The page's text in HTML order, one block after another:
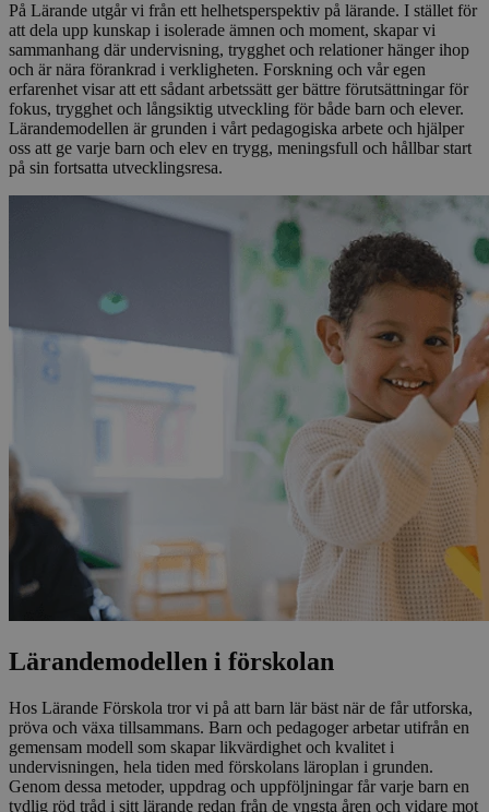
På Lärande utgår vi från ett helhetsperspektiv på lärande. I stället för
att dela upp kunskap i isolerade ämnen och moment, skapar vi
sammanhang där undervisning, trygghet och relationer hänger ihop
och är nära förankrad i verkligheten. Forskning och vår egen
erfarenhet visar att ett sådant arbetssätt ger bättre förutsättningar för
fokus, trygghet och långsiktig utveckling för både barn och elever.
Lärandemodellen är grunden i vårt pedagogiska arbete och hjälper
oss att ge varje barn och elev en trygg, meningsfull och hållbar start
på sin fortsatta utvecklingsresa.​​​​‌ ‍ ​‍​‍‌‍ ‌ ​‍‌‍‍‌‌‍‌ ‌‍‍‌‌‍ ‍​‍​‍​ ‍‍​‍​‍‌ ​ ‌‍​‌‌‍ ‍‌‍‍‌‌ ‌​‌ ‍‌​‍ ‍‌‍‍‌‌‍ ​‍​‍​‍ ​​‍​‍‌‍‍​‌ ​‍‌‍‌‌‌‍‌‍​‍​‍​ ‍‍​‍​‍​‍ ‌ ​ ‌ ‌​‌ ‌‌‌‍‌​‌‍‍‌‌‍ ​‍ ‌‍‍‌‌‍ ‍‌ ‌​‌‍‌‌‌‍ ‍‌ ‌​​‍ ‌‍‌‌‌‍‌​‌‍‍‌‌ ‌​​‍ ‌‍ ‌‌‍ ‌‍‌​‌‍‌‌​ ‌‌ ​​‌ ​‍‌‍‌‌‌ ​ ‌‍‌‌‌‍ ‍‌ ‌​‌‍​‌‌ ‌​‌‍‍‌‌‍ ‌‍ ‍​ ‍ ‌‍‍‌‌‍‌​​ ‌​ ​ ​ ‍‌‌‍​ ​ ​‍​ ‍‌‌‍​‌‌‍‌‍​ ‌​​‍ ‌‌‍​‍‌‍​‍‌‍‌‌​ ​​​‍ ‌​ ‌​​ ‌ ​ ​‍​ ​‌​‍ ‌‌‍​‌‌‍​‌‌‍‌‍​ ‌​​‍ ‌‌‍‌‌​ ‌‍​ ​‍‌‍​‌‌‍​‌‌‍​ ‌‍​ ​ ​​​ ‌‌​ ‌‍​ ‌ ​ ‍‌​ ‍ ‌ ‌​‌ ‍‌‌ ​​‌‍‌‌​ ‌‌‍​‌‌ ​‍‌ ‌​‌‍‍‌‌‍​ ‌‍ ​‌‍‌‌‌‌​​‌‍​‌‌‍‌ ‌‍‌‌​ ‍ ‌ ​​‌‍​‌‌ ‌​‌‍‍​​ ‌‌ ​​‌‍​‌‌‍‌ ‌‍‌‌‌​​‍‌ ‌‌‌‍‍‌‌‍ ​‌‍‌​‌‍‌‌‌ ​‍​‍‌‌​ ‌‌‌​​‍‌‌ ‌‍‍ ‌‍‌‌‌ ‍‌​‍‌‌​ ​ ‌​‌​​‍‌‌​ ​ ‌​‌​​‍‌‌​ ​‍​ ​‍​ ‍​​ ‌‍​ ​​‌‍​‍‌‍‌‍​ ​​‌‍​‌​ ‌ ​ ​ ‌‍​‌‌‍‌‌‌‍​‌​‍‌‌​ ​‍​ ​‍​‍‌‌​ ‌‌‌​‌​​‍ ‍‌‍​ ‌‍ ‌‍ ‍‌ ‌​‌‍‌‌‌‍ ‍‌ ‌​​‍‌‌​ ‌‌‌​​‍‌‌ ‌‍‍ ‌‍‌‌‌ ‍‌​‍‌‌​ ​ ‌​‌​​‍‌‌​ ​ ‌​‌​​‍‌‌​ ​‍​ ​‍‌‍‌‌​ ‌ ‌‍​‌​ ‌​​ ‌​​ ‍​​ ‌ ‌‍‌‌‌‍​‌​ ​‍​ ‍‌‌‍​ ​‍‌‌​ ​‍​ ​‍​‍‌‌​ ‌‌‌​‌​​‍ ‍‌‍​ ‌‍‍​‌‍‍‌‌‍ ​‌‍‌​‌ ​‍‌‍‌‌‌‍ ‍​‍‌‌​ ‌‌‌​​‍‌‌ ‌‍‍ ‌‍‌‌‌ ‍‌​‍‌‌​ ​ ‌​‌​​‍‌‌​ ​ ‌​‌​​‍‌‌​ ​‍​ ​‍​ ‌‌​ ‍​​ ‌‌​ ‍‌​ ​ ​ ​‌​ ​​‌‍‌​​ ‌‌​ ‌​​ ​ ​ ​ ​‍‌‌​ ​‍​ ​‍​‍‌‌​ ‌‌‌​‌​​‍ ‍‌ ‌​‌‍‌‌‌ ‍​‌ ‌​​ ‌‍​‍‌‍​‌‌ ​ ‌‍‌‌‌‌‌‌‌ ​‍‌‍ ​​ ‌​‍‌‌​ ​‍‌​‌‍‌ ​ ‌ ‌​‌ ‌‌‌‍‌​‌‍‍‌‌‍ ​‍‌‍‌‍‍‌‌‍‌​​ ‌​ ​ ​ ‍‌‌‍​ ​ ​‍​ ‍‌‌‍​‌‌‍‌‍​ ‌​​‍ ‌‌‍​‍‌‍​‍‌‍‌‌​ ​​​‍ ‌​ ‌​​ ‌ ​ ​‍​ ​‌​‍ ‌‌‍​‌‌‍​‌‌‍‌‍​ ‌​​‍ ‌‌‍‌‌​ ‌‍​ ​‍‌‍​‌‌‍​‌‌‍​ ‌‍​ ​ ​​​ ‌‌​ ‌‍​ ‌ ​ ‍‌​‍‌‍‌ ‌​‌ ‍‌‌ ​​‌‍‌‌​ ‌‌‍​‌‌ ​‍‌ ‌​‌‍‍‌‌‍​ ‌‍ ​‌‍‌‌‌‌​​‌‍​‌‌‍‌ ‌‍‌‌​‍‌‍‌ ​​‌‍​‌‌ ‌​‌‍‍​​ ‌‌ ​​‌‍​‌‌‍‌ ‌‍‌‌‌​​‍‌ ‌‌‌‍‍‌‌‍ ​‌‍‌​‌‍‌‌‌ ​‍​‍‌‌​ ‌‌‌​​‍‌‌ ‌‍‍ ‌‍‌‌‌ ‍‌​‍‌‌​ ​ ‌​‌​​‍‌‌​ ​ ‌​‌​​‍‌‌​ ​‍​ ​‍​ ‍​​ ‌‍​ ​​‌‍​‍‌‍‌‍​ ​​‌‍​‌​ ‌ ​ ​ ‌‍​‌‌‍‌‌‌‍​‌​‍‌‌​ ​‍​ ​‍​‍‌‌​ ‌‌‌​‌​​‍ ‍‌‍​ ‌‍ ‌‍ ‍‌ ‌​‌‍‌‌‌‍ ‍‌ ‌​​‍‌‌​ ‌‌‌​​‍‌‌ ‌‍‍ ‌‍‌‌‌ ‍‌​‍‌‌​ ​ ‌​‌​​‍‌‌​ ​ ‌​‌​​‍‌‌​ ​‍​ ​‍‌‍‌‌​ ‌ ‌‍​‌​ ‌​​ ‌​​ ‍​​ ‌ ‌‍‌‌‌‍​‌​ ​‍​ ‍‌‌‍​ ​‍‌‌​ ​‍​ ​‍​‍‌‌​ ‌‌‌​‌​​‍ ‍‌‍​ ‌‍‍​‌‍‍‌‌‍ ​‌‍‌​‌ ​‍‌‍‌‌‌‍ ‍​‍‌‌​ ‌‌‌​​‍‌‌ ‌‍‍ ‌‍‌‌‌ ‍‌​‍‌‌​ ​ ‌​‌​​‍‌‌​ ​ ‌​‌​​‍‌‌​ ​‍​ ​‍​ ‌‌​ ‍​​ ‌‌​ ‍‌​ ​ ​ ​‌​ ​​‌‍‌​​ ‌‌​ ‌​​ ​ ​ ​ ​‍‌‌​ ​‍​ ​‍​‍‌‌​ ‌‌‌​‌​​‍ ‍‌ ‌​‌‍‌‌‌ ‍​‌ ‌​​‍‌‍‌ ​​‌‍‌‌‌ ​‍‌ ​ ‌ ​​‌‍‌‌‌‍​ ‌ ‌​‌‍‍‌‌ ‌‍‌‍‌‌​ ‌‌ ​​‌ ‌‌‌‍​‍‌‍ ​‌‍‍‌‌ ​ ‌‍‍​‌‍‌‌‌‍‌​​‍​‍‌ ‌
Lärandemodellen i förskolan​​​​‌ ‍ ​‍​‍‌‍ ‌ ​‍‌‍‍‌‌‍‌ ‌‍‍‌‌‍ ‍​‍​‍​ ‍‍​‍​‍‌ ​ ‌‍​‌‌‍ ‍‌‍‍‌‌ ‌​‌ ‍‌​‍ ‍‌‍‍‌‌‍ ​‍​‍​‍ ​​‍​‍‌‍‍​‌ ​‍‌‍‌‌‌‍‌‍​‍​‍​ ‍‍​‍​‍​‍ ‌ ​ ‌ ‌​‌ ‌‌‌‍‌​‌‍‍‌‌‍ ​‍ ‌‍‍‌‌‍ ‍‌ ‌​‌‍‌‌‌‍ ‍‌ ‌​​‍ ‌‍‌‌‌‍‌​‌‍‍‌‌ ‌​​‍ ‌‍ ‌‌‍ ‌‍‌​‌‍‌‌​ ‌‌ ​​‌ ​‍‌‍‌‌‌ ​ ‌‍‌‌‌‍ ‍‌ ‌​‌‍​‌‌ ‌​‌‍‍‌‌‍ ‌‍ ‍​ ‍ ‌‍‍‌‌‍‌​​ ‌​ ​ ​ ‍‌‌‍​ ​ ​‍​ ‍‌‌‍​‌‌‍‌‍​ ‌​​‍ ‌‌‍​‍‌‍​‍‌‍‌‌​ ​​​‍ ‌​ ‌​​ ‌ ​ ​‍​ ​‌​‍ ‌‌‍​‌‌‍​‌‌‍‌‍​ ‌​​‍ ‌‌‍‌‌​ ‌‍​ ​‍‌‍​‌‌‍​‌‌‍​ ‌‍​ ​ ​​​ ‌‌​ ‌‍​ ‌ ​ ‍‌​ ‍ ‌ ‌​‌ ‍‌‌ ​​‌‍‌‌​ ‌‌‍​‌‌ ​‍‌ ‌​‌‍‍‌‌‍​ ‌‍ ​‌‍‌‌‌‌​​‌‍​‌‌‍‌ ‌‍‌‌​ ‍ ‌ ​​‌‍​‌‌ ‌​‌‍‍​​ ‌‌ ​​‌‍​‌‌‍‌ ‌‍‌‌‌​​‍‌ ‌‌‌‍‍‌‌‍ ​‌‍‌​‌‍‌‌‌ ​‍​‍‌‌​ ‌‌‌​​‍‌‌ ‌‍‍ ‌‍‌‌‌ ‍‌​‍‌‌​ ​ ‌​‌​​‍‌‌​ ​ ‌​‌​​‍‌‌​ ​‍​ ​‍‌‍​ ​ ​​​ ‌‌​ ‌‌​ ‌​​ ‌ ‌‍‌‌​ ‌ ‌‍​‌​ ​‌​ ‌​​ ​‌​‍‌‌​ ​‍​ ​‍​‍‌‌​ ‌‌‌​‌​​‍ ‍‌‍​ ‌‍​‌‌ ​‍‌‍‌​‌ ​ ​‍‌‌​ ‌‌‌​​‍‌‌ ‌‍‍ ‌‍‌‌‌ ‍‌​‍‌‌​ ​ ‌​‌​​‍‌‌​ ​ ‌​‌​​‍‌‌​ ​‍​ ​‍‌‍‌‌‌‍‌‌​ ‌ ​ ​​‌‍‌‌‌‍‌​‌‍​‍​ ‌ ‌‍‌‌​ ‍‌​ ‍​​ ‌ ​‍‌‌​ ​‍​ ​‍​‍‌‌​ ‌‌‌​‌​​‍ ‍‌‍‍​‌‍‌‌‌‍​‌‌‍‌​‌‍‍‌‌‍ ‍‌‍‌ ​ ‌‍​‍‌‍​‌‌ ​ ‌‍‌‌‌‌‌‌‌ ​‍‌‍ ​​ ‌​‍‌‌​ ​‍‌​‌‍‌ ​ ‌ ‌​‌ ‌‌‌‍‌​‌‍‍‌‌‍ ​‍‌‍‌‍‍‌‌‍‌​​ ‌​ ​ ​ ‍‌‌‍​ ​ ​‍​ ‍‌‌‍​‌‌‍‌‍​ ‌​​‍ ‌‌‍​‍‌‍​‍‌‍‌‌​ ​​​‍ ‌​ ‌​​ ‌ ​ ​‍​ ​‌​‍ ‌‌‍​‌‌‍​‌‌‍‌‍​ ‌​​‍ ‌‌‍‌‌​ ‌‍​ ​‍‌‍​‌‌‍​‌‌‍​ ‌‍​ ​ ​​​ ‌‌​ ‌‍​ ‌ ​ ‍‌​‍‌‍‌ ‌​‌ ‍‌‌ ​​‌‍‌‌​ ‌‌‍​‌‌ ​‍‌ ‌​‌‍‍‌‌‍​ ‌‍ ​‌‍‌‌‌‌​​‌‍​‌‌‍‌ ‌‍‌‌​‍‌‍‌ ​​‌‍​‌‌ ‌​‌‍‍​​ ‌‌ ​​‌‍​‌‌‍‌ ‌‍‌‌‌​​‍‌ ‌‌‌‍‍‌‌‍ ​‌‍‌​‌‍‌‌‌ ​‍​‍‌‌​ ‌‌‌​​‍‌‌ ‌‍‍ ‌‍‌‌‌ ‍‌​‍‌‌​ ​ ‌​‌​​‍‌‌​ ​ ‌​‌​​‍‌‌​ ​‍​ ​‍‌‍​ ​ ​​​ ‌‌​ ‌‌​ ‌​​ ‌ ‌‍‌‌​ ‌ ‌‍​‌​ ​‌​ ‌​​ ​‌​‍‌‌​ ​‍​ ​‍​‍‌‌​ ‌‌‌​‌​​‍ ‍‌‍​ ‌‍​‌‌ ​‍‌‍‌​‌ ​ ​‍‌‌​ ‌‌‌​​‍‌‌ ‌‍‍ ‌‍‌‌‌ ‍‌​‍‌‌​ ​ ‌​‌​​‍‌‌​ ​ ‌​‌​​‍‌‌​ ​‍​ ​‍‌‍‌‌‌‍‌‌​ ‌ ​ ​​‌‍‌‌‌‍‌​‌‍​‍​ ‌ ‌‍‌‌​ ‍‌​ ‍​​ ‌ ​‍‌‌​ ​‍​ ​‍​‍‌‌​ ‌‌‌​‌​​‍ ‍‌‍‍​‌‍‌‌‌‍​‌‌‍‌​‌‍‍‌‌‍ ‍‌‍‌ ​‍‌‍‌ ​​‌‍‌‌‌ ​‍‌ ​ ‌ ​​‌‍‌‌‌‍​ ‌ ‌​‌‍‍‌‌ ‌‍‌‍‌‌​ ‌‌ ​​‌ ‌‌‌‍​‍‌‍ ​‌‍‍‌‌ ​ ‌‍‍​‌‍‌‌‌‍‌​​‍​‍‌ ‌
Hos Lärande Förskola tror vi på att barn lär bäst när de får utforska,
pröva och växa tillsammans. Barn och pedagoger arbetar utifrån en
gemensam modell som skapar likvärdighet och kvalitet i
undervisningen, hela tiden med förskolans läroplan i grunden.
Genom dessa metoder, uppdrag och uppföljningar får varje barn en
tydlig röd tråd i sitt lärande redan från de yngsta åren och vidare mot